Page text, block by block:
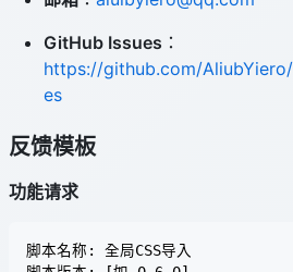
GitHub Issues ：
https://github.com/
es
反馈模板
功能请求
脚本名称: 全局CSS导入